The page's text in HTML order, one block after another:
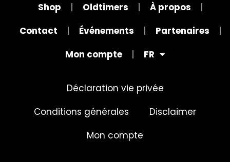
Shop Oldtimers
À propos
Contact
Événements
Partenaires
Mon compte
FR
Déclaration vie privée
Conditions générales
Disclaimer
Mon compte